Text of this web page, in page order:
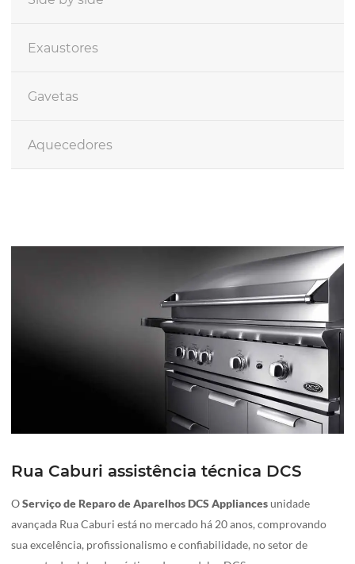
Exaustores
Gavetas
Aquecedores
Rua Caburi assistência técnica DCS
OServiço de Reparo de Aparelhos DCS Appliances unidade
avançada Rua Caburi está no mercado há 20 anos, comprovando
sua excelência, profissionalismo e confiabilidade, no setor de